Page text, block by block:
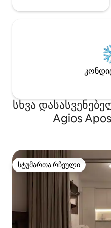
სხვა
Agios
სტუმართა რჩეული
სტუმართა რჩეული